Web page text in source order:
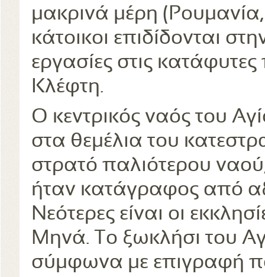
μακρινά μέρη (Ρουμανία,
κάτοικοι επιδίδονται
εργασίες στις
Κλέφτη.
Ο κεντρικός ναός του
στα θεμέλια του
στρατό παλιότερου ναού,
ήταν κατάγραφος από
Νεότερες είναι οι
Μηνά. Το ξωκλήσι του
σύμφωνα με επιγραφή